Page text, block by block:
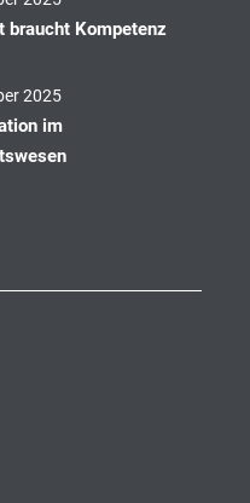
braucht Kompetenz
2025
im